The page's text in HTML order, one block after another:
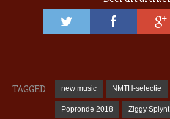
TAGGED new music NMTH-selectie
Popronde 2018 Ziggy Splynt